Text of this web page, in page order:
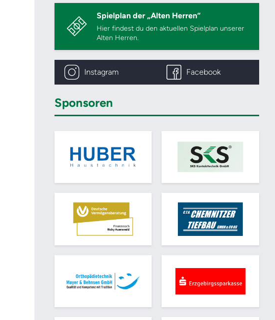
Spielplan der „Alten Herren“
Hier findest du den aktuellen Spielplan unserer
Alten Herren.
Instagram Facebook
Sponsoren